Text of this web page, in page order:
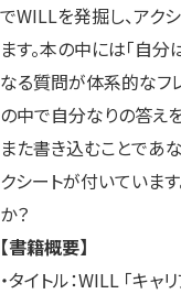
でWILLを発掘し、アク
ます。本の中には「自
なる質問が体系的なフ
の中で自分なりの答え
また書き込むことであ
クシートが付いていま
か？
【書籍概要】
・タイトル：WILL 「キ